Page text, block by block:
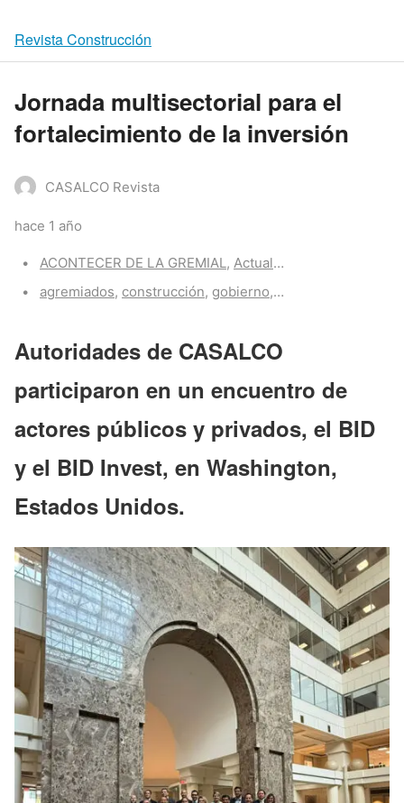
Revista Construcción
Jornada multisectorial para el
fortalecimiento de la inversión
CASALCO Revista
hace 1 año
Categories:
ACONTECER DE LA GREMIAL, Actualidad CASALCO
Tags:
agremiados, construcción, gobierno, proyectos
Autoridades de CASALCO
participaron en un encuentro de
actores públicos y privados, el BID
y el BID Invest, en Washington,
Estados Unidos.